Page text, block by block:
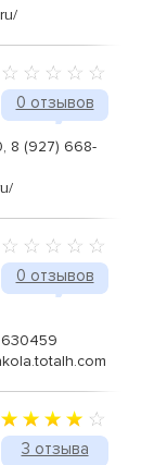
0 отзывов
8 (927) 668-
0 отзывов
3 отзыва